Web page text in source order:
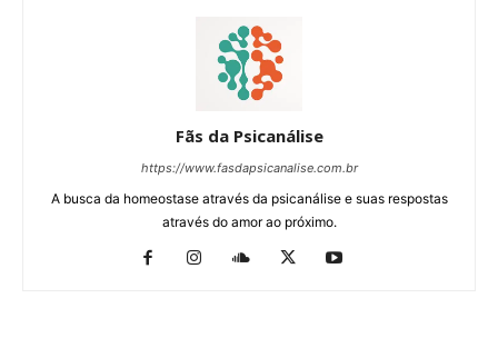
Fãs da Psicanálise
https://www.fasdapsicanalise.com.br
A busca da homeostase através da psicanálise e suas respostas
através do amor ao próximo.